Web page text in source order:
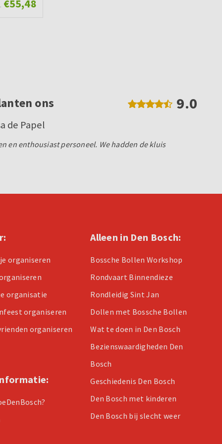
€55,48
ons 9.0
de Papel
en enthousiast personeel. We hadden de kluis
organiseren
organisatie
organiseren
organiseren
Alleen in Den Bosch:
Bossche Bollen Workshop
Rondvaart Binnendieze
Rondleidig Sint Jan
Dollen met Bossche Bollen
Wat te doen in Den Bosch
Bezienswaardigheden Den
Bosch
Geschiedenis Den Bosch
Den Bosch met kinderen
Den Bosch bij slecht weer